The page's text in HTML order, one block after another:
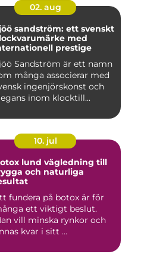
02. aug
sandström: ett svenskt
med
prestige
Sandström är ett namn
många associerar med
ingenjörskonst och
inom klocktill...
10. jul
lund vägledning till
och naturliga
fundera på botox är för
ett viktigt beslut.
vill minska rynkor och
kvar i sitt ...